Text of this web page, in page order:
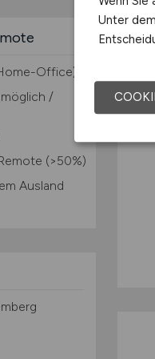
Office)
/
(>50%)
Ausland
Unter